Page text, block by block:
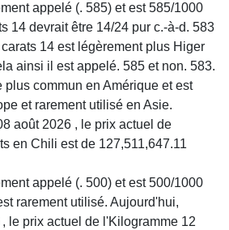
appelé (. 585) et est 585/1000
14 devrait être 14/24 pur c.-à-d. 583
14 est légèrement plus Higer
ainsi il est appelé. 585 et non. 583.
plus commun en Amérique et est
et rarement utilisé en Asie.
août 2026 , le prix actuel de
en Chili est de 127,511,647.11
appelé (. 500) et est 500/1000
rarement utilisé. Aujourd'hui,
le prix actuel de l'Kilogramme 12